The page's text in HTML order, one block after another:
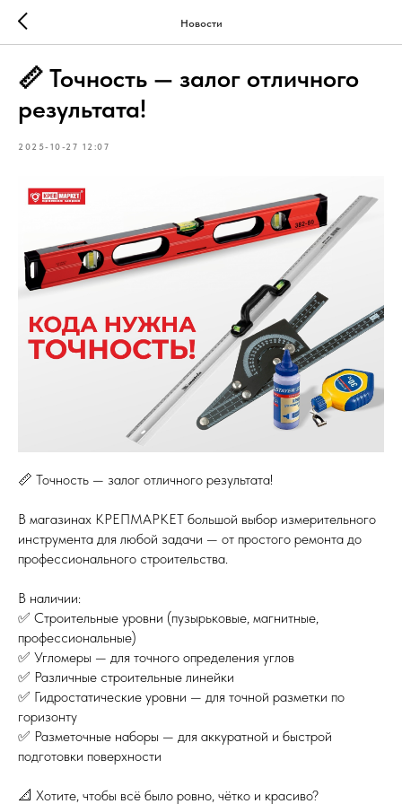
Новости
📏 Точность — залог отличного
результата!
2025-10-27 12:07
📏 Точность — залог отличного результата!
В магазинах КРЕПМАРКЕТ большой выбор измерительного
инструмента для любой задачи — от простого ремонта до
профессионального строительства.
В наличии:
✅ Строительные уровни (пузырьковые, магнитные,
профессиональные)
✅ Угломеры — для точного определения углов
✅ Различные строительные линейки
✅ Гидростатические уровни — для точной разметки по
горизонту
✅ Разметочные наборы — для аккуратной и быстрой
подготовки поверхности
📐 Хотите, чтобы всё было ровно, чётко и красиво?